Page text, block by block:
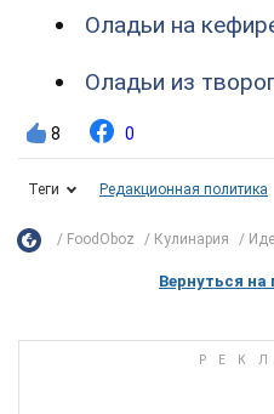
Оладьи на
Оладьи из
8 0
Теги Редакционная политика
FoodOboz Кулинария
Вернуться на